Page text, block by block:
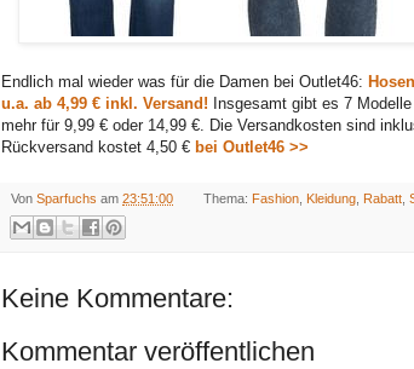
Endlich mal wieder was für die Damen bei Outlet46:
u.a. ab 4,99 € inkl. Versand! Insgesamt gibt es 7
mehr für 9,99 € oder 14,99 €. Die Versandkosten sind
Rückversand kostet 4,50 € bei Outlet46 >>
Von Sparfuchs am 23:51:00 Thema: Fashion, Kleidung, Rabatt,
Keine Kommentare:
Kommentar veröffentlichen